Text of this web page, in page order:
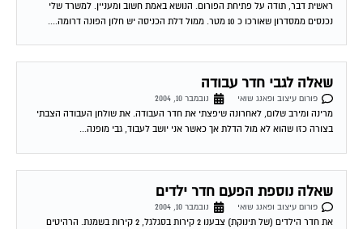
ראשית דבר, תודה על פתיחת הפורום. הנושא באמת חשוב ומעניין. למשרד שלי
נכנסים ממסדרון שאורכו כ 10 מטר. ממול דלת הכניסה יש חלון הפונה דרומה....
שאלה לגבי חדר עבודה
פורום עיצוב ופאנג שואי
נובמבר 10, 2004
מרינה ומירב שלום, לאחרונה שיפצתי את חדר העבודה. את שולחן העבודה הצבתי
בצורה כזו שהוא לא מול הדלת אך כאשר אני יושב לעבוד, גבי מופנה...
שאלה נוספת הפעם חדר ילדים
פורום עיצוב ופאנג שואי
נובמבר 10, 2004
את חדר הילדים (של תינוקת) צבענו 2 קירות בסגלגל, 2 קירות בשמנת. הרהיטים